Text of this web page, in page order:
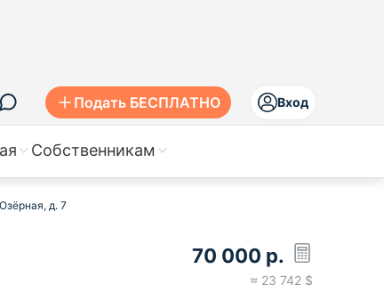
Подать БЕСПЛАТНО Вход
Собственникам
д. 7
70 000 р.
≈ 23 742 $